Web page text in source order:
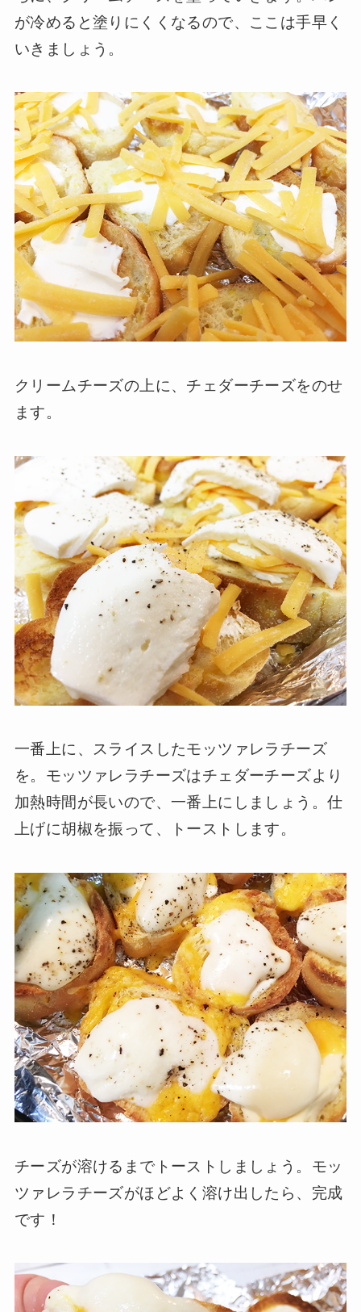
が冷めると塗りにくくなるので、ここは手早く
いきましょう。
クリームチーズの上に、チェダーチーズをのせ
ます。
一番上に、スライスしたモッツァレラチーズ
を。モッツァレラチーズはチェダーチーズより
加熱時間が長いので、一番上にしましょう。仕
上げに胡椒を振って、トーストします。
チーズが溶けるまでトーストしましょう。モッ
ツァレラチーズがほどよく溶け出したら、完成
です！